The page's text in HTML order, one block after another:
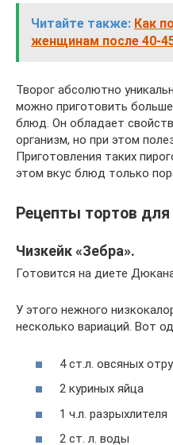
Читайте также: Как
женщинам после 40-
Творог абсолютно
можно приготовить
блюд. Он обладает
организм, но при этом
Приготовления таких
этом вкус блюд только
Рецепты тортов для
Чизкейк «Зебра».
Готовится на диете
У этого нежного
несколько вариаций. Вот
4 ст.л. овсяных
2 куриных яйца
1 ч.л. разрыхлителя
2 ст. л. воды